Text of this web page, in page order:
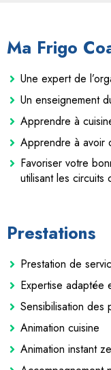
Ma Frigo
Une expert de
Un enseignement
Apprendre à
Apprendre à avoir
Favoriser votre
utilisant les circuits
Prestations
Prestation de
Expertise adaptée
Sensibilisation des
Animation cuisine
Animation instant